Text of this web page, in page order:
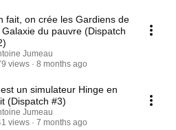
fait, on crée les Gardiens de
Galaxie du pauvre (Dispatch
Jumeau
views
8 months ago
un simulateur Hinge en
(Dispatch #3)
Jumeau
views
7 months ago